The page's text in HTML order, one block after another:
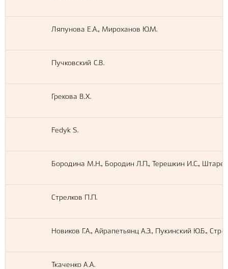
Ляпунова Е.А., Мироханов Ю.М.
Пучковский С.В.
Грекова В.Х.
Fedyk S.
Бородина М.Н., Бородин Л.П., Терешкин И.С.,
Стрелков П.П.
Новиков Г.А., Айрапетьянц А.Э., Пукинский Ю.Б.,
Ткаченко А.А.